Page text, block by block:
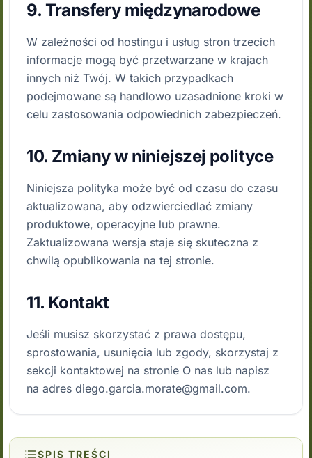
9. Transfery międzynarodowe
W zależności od hostingu i usług stron trzecich
informacje mogą być przetwarzane w krajach
innych niż Twój. W takich przypadkach
podejmowane są handlowo uzasadnione kroki w
celu zastosowania odpowiednich zabezpieczeń.
10. Zmiany w niniejszej polityce
Niniejsza polityka może być od czasu do czasu
aktualizowana, aby odzwierciedlać zmiany
produktowe, operacyjne lub prawne.
Zaktualizowana wersja staje się skuteczna z
chwilą opublikowania na tej stronie.
11. Kontakt
Jeśli musisz skorzystać z prawa dostępu,
sprostowania, usunięcia lub zgody, skorzystaj z
sekcji kontaktowej na stronie O nas lub napisz
na adres diego.garcia.morate@gmail.com.
SPIS TREŚCI